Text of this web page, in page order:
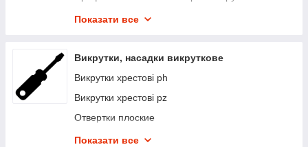
Набори інструмента Topex
Набори інструменту Sigma та Grad
Набір інструменту електрика
Показати все
Викрутки, насадки викруткове
Викрутки хрестові ph
Викрутки хрестові pz
Отвертки плоские
Набори викруток
Показати все